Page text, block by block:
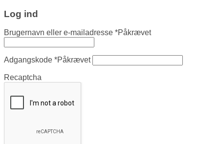
Log ind
Brugernavn eller e-mailadresse *Påkrævet
Adgangskode *Påkrævet
Recaptcha